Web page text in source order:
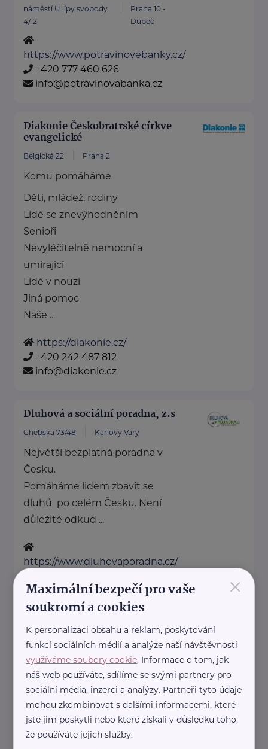
náměstí U lípy svobody
4/12
Praha 10 -
Dubeč
https://www.potravinovebanky.cz/
+420 777 460 626
info@potravinovabanka.cz
Diakonie Českobratrské církve
evangelické
Belgická 22 Praha 2
Komu pomáháme
Děti, mládež, rodiny
Lidé se znevýhodněním
Senioři
Nevyléčitelně nemocní a
umírající
Lidé v nouzi
Jiná pomoc
Naše ...
https://diakonie.cz/
+420 242 487 812
info@diakonie.cz
Dluhová a sociální poradna, z.s
Chebská 73/48 Karlovy Vary
Největší bezplatná poradna v
Česku.
Pomáháme lidem zbavit se
dluhů po celém Česku. Není
důležité odkud ...
https://www.dluhovaporadna.cz/
info@dluhovaporadna.cz
HOST Home-Start
HOST Home-Start Česká
republika je nezisková
organizace, která již více než 20
let podporuje rodiny ...
×
Maximální bezpečí pro vaše
soukromí a cookies
K personalizaci obsahu a reklam, poskytování
funkcí sociálních médií a analýze naší návštěvnosti
využíváme soubory cookie. Informace o tom, jak
náš web používáte, sdílíme se svými partnery pro
sociální média, inzerci a analýzy. Partneři tyto údaje
mohou zkombinovat s dalšími informacemi, které
jste jim poskytli nebo které získali v důsledku toho,
že používáte jejich služby.